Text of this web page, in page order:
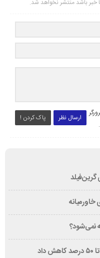
خبر باشد منتشر نخواهد شد.
ارسال نظر پاک کردن !
نمی‌شود؟